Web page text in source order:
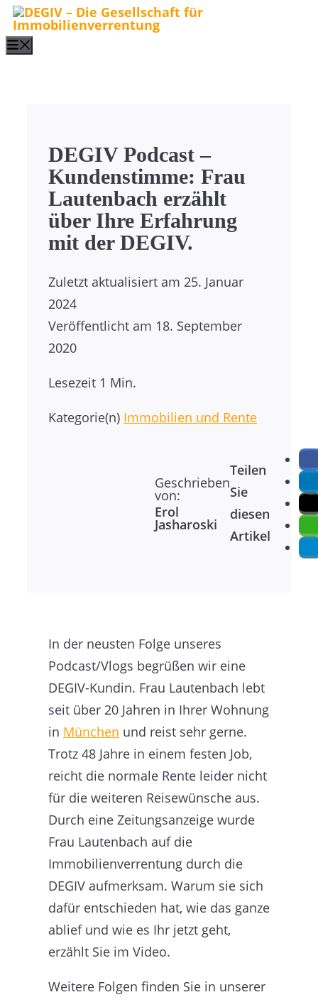
Zum
Inhalt
springen
DEGIV Podcast –
Kundenstimme: Frau
Lautenbach erzählt
über Ihre Erfahrung
mit der DEGIV.
Zuletzt aktualisiert am 25. Januar
2024
Veröffentlicht am 18. September
2020
Lesezeit 1 Min.
Kategorie(n) Immobilien und Rente
Geschrieben
von:
Erol
Jasharoski
Teilen
Sie
diesen
Artikel
In der neusten Folge unseres
Podcast/Vlogs begrüßen wir eine
DEGIV-Kundin. Frau Lautenbach lebt
seit über 20 Jahren in Ihrer Wohnung
in München und reist sehr gerne.
Trotz 48 Jahre in einem festen Job,
reicht die normale Rente leider nicht
für die weiteren Reisewünsche aus.
Durch eine Zeitungsanzeige wurde
Frau Lautenbach auf die
Immobilienverrentung durch die
DEGIV aufmerksam. Warum sie sich
dafür entschieden hat, wie das ganze
ablief und wie es Ihr jetzt geht,
erzählt Sie im Video.
Weitere Folgen finden Sie in unserer